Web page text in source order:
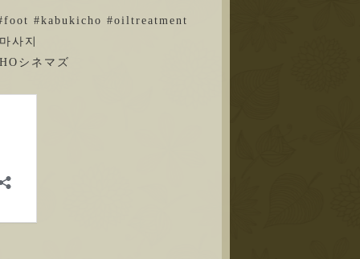
#kabukicho #oiltreatment
사지
シネマズ